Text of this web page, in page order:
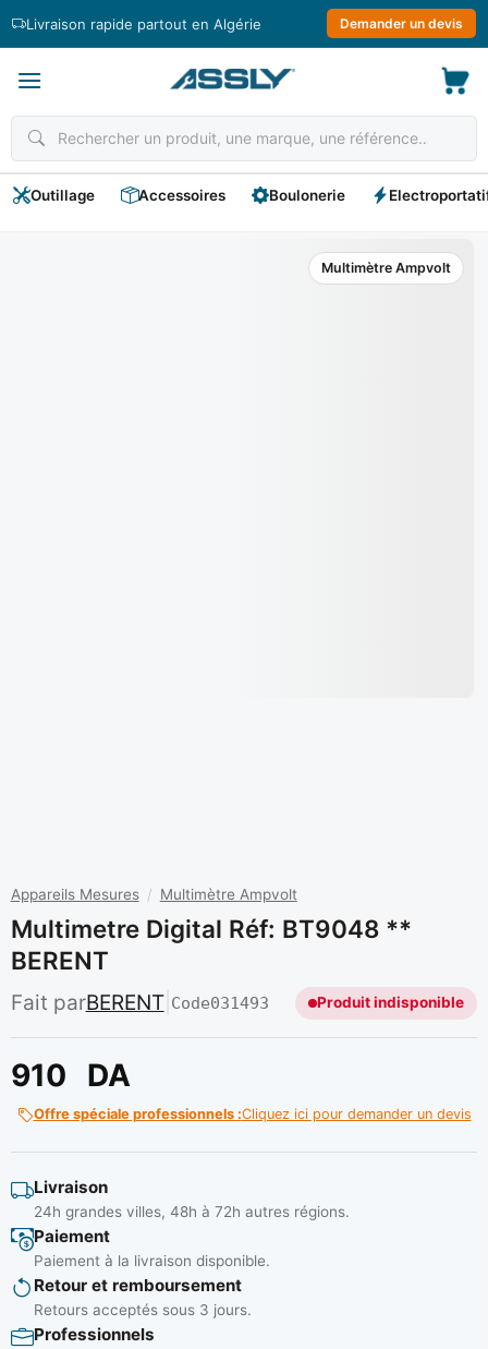
Livraison rapide partout en Algérie Demander un devis
Outillage Accessoires Boulonerie
Multimètre Ampvolt
Appareils Mesures / Multimètre Ampvolt
Multimetre Digital Réf: BT9048 **
BERENT
Fait parBERENT| Code031493 Produit indisponible
910 DA
Offre spéciale professionnels :Cliquez ici pour demander un devis
Livraison
24h grandes villes, 48h à 72h autres régions.
Paiement
Paiement à la livraison disponible.
Retour et remboursement
Retours acceptés sous 3 jours.
Professionnels